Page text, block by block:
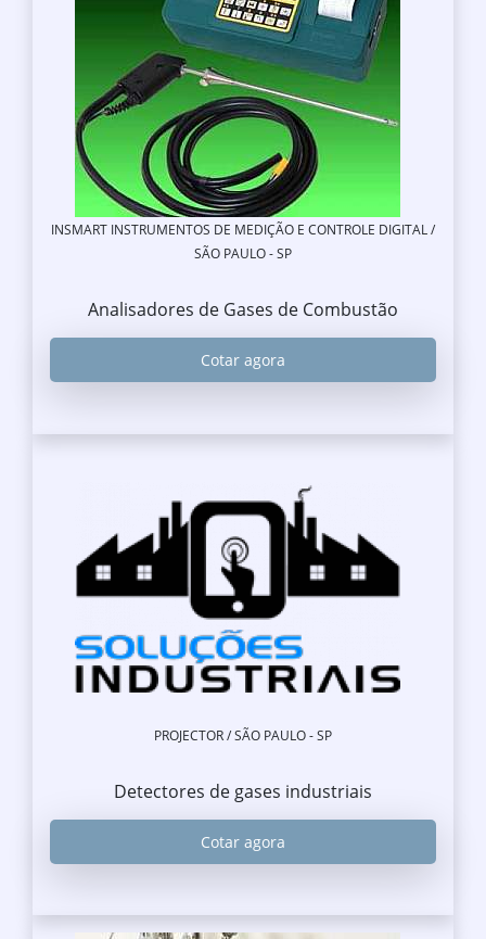
INSMART INSTRUMENTOS DE MEDIÇÃO E CONTROLE DIGITAL /
SÃO PAULO - SP
Analisadores de Gases de Combustão
Cotar agora
PROJECTOR / SÃO PAULO - SP
Detectores de gases industriais
Cotar agora